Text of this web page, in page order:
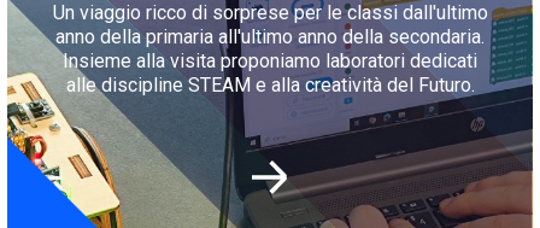
Un viaggio ricco di sorprese per le classi dall'ultimo
anno della primaria all'ultimo anno della secondaria.
Insieme alla visita proponiamo laboratori dedicati
alle discipline STEAM e alla creatività del Futuro.